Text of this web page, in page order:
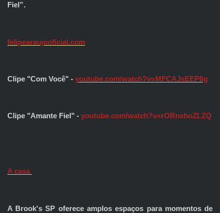
Fiel”.
felipearaujooficial.com
Clipe "Com Você" - youtube.com/watch?v=MFCAJsEEP6g
Clipe "Amante Fiel" - youtube.com/watch?v=rORnxhoZLZQ
A casa
A Brook's SP oferece amplos espaços para momentos de